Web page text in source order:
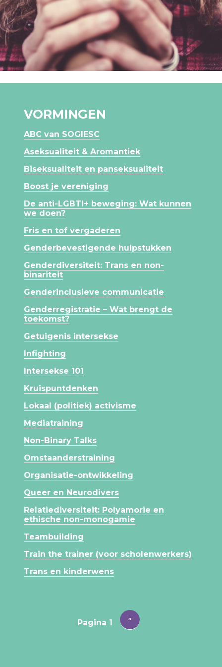
VORMINGEN
ABC van SOGIESC
Aseksualiteit & Aromantiek
Biseksualiteit en panseksualiteit
Boost je vereniging
De anti-LGBTI+ beweging: Wat kunnen
we doen?
Fris en tof vergaderen
Genderbevestigende hulpstukken
Genderdiversiteit: Trans en non-
binariteit
Genderinclusieve communicatie
Genderregistratie – Wat brengt de
toekomst?
Getuigenis intersekse
Infighting
Intersekse 101
Kruispuntdenken
Lokaal (politiek) activisme
Mediatraining
Non-Binary Talks
Omstaanderstraining
Organisatie-ontwikkeling
Queer en Neurodivers
Relatiediversiteit: Polyamorie en
ethische non-monogamie
Teambuilding
Train the trainer (voor scholenwerkers)
Trans en kinderwens
Pagina 1 Volgende
››